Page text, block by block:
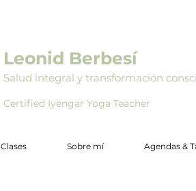
Leonid Berbesí
Certified Iyengar Yoga Teacher
Salud integral y transformación
Clases Sobre mí Agendas &